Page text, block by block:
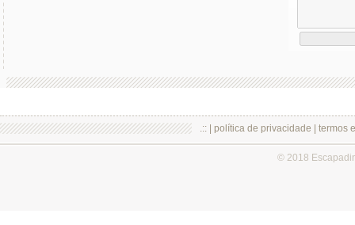
.:: | política de privacidade termos
© 2018